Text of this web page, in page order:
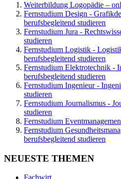
Weiterbildung Logopädie –
Fernstudium Design -
berufsbegleitend studieren
Fernstudium Jura -
studieren
Fernstudium Logistik -
berufsbegleitend studieren
Fernstudium Elektrotechnik -
berufsbegleitend studieren
Fernstudium Ingenieur -
studieren
Fernstudium Journalismus -
studieren
Fernstudium
Fernstudium
berufsbegleitend studieren
NEUESTE THEMEN